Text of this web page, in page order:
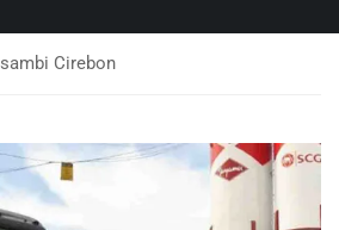
Cirebon